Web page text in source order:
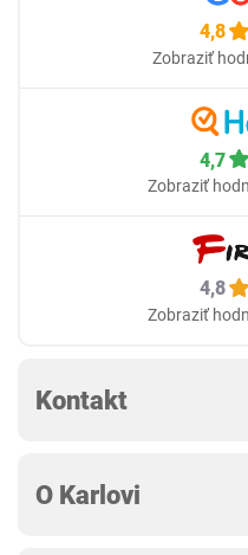
4,8
Zobraziť
4,7
Zobraziť
4,8
Zobraziť
Kontakt
O Karlovi